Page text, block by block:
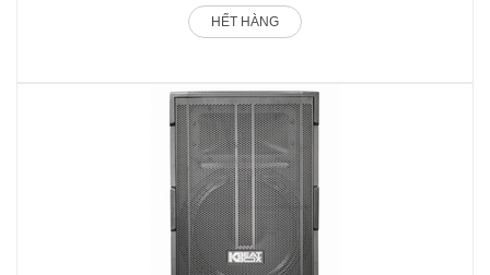
HẾT HÀNG